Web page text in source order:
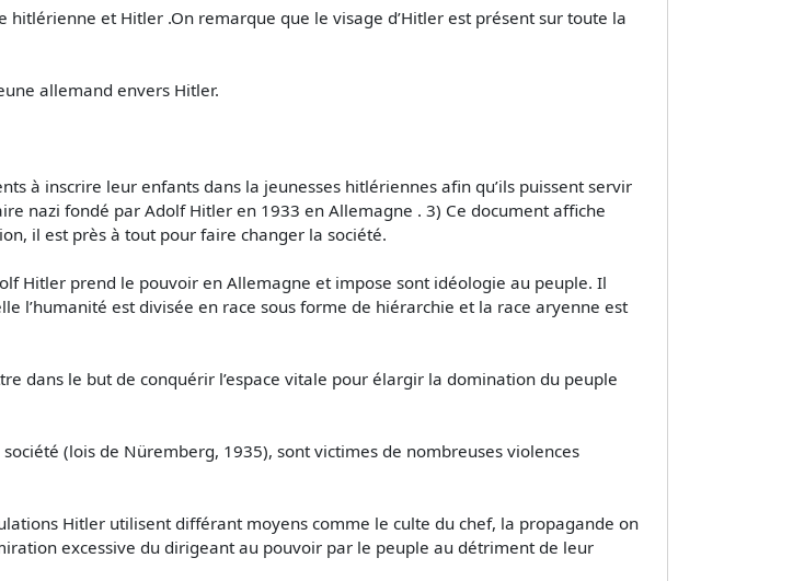
et Hitler .On remarque que le visage d’Hitler est présent sur toute la
allemand envers Hitler.
à inscrire leur enfants dans la jeunesses hitlériennes afin qu’ils puissent servir
nazi fondé par Adolf Hitler en 1933 en Allemagne . 3) Ce document affiche
il est près à tout pour faire changer la société.
Hitler prend le pouvoir en Allemagne et impose sont idéologie au peuple. Il
l’humanité est divisée en race sous forme de hiérarchie et la race aryenne est
dans le but de conquérir l’espace vitale pour élargir la domination du peuple
(lois de Nüremberg, 1935), sont victimes de nombreuses violences
Hitler utilisent différant moyens comme le culte du chef, la propagande on
excessive du dirigeant au pouvoir par le peuple au détriment de leur